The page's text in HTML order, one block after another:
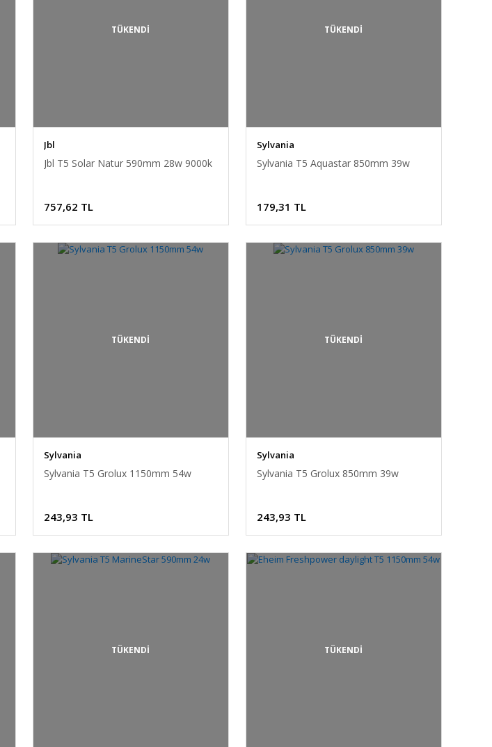
TÜKENDİ
Jbl
Jbl T5 Solar Natur 590mm 28w 9000k
757,62 TL
TÜKENDİ
Sylvania
Sylvania T5 Aquastar 850mm 39w
179,31 TL
TÜKENDİ
Sylvania
Sylvania T5 Grolux 1150mm 54w
243,93 TL
TÜKENDİ
Sylvania
Sylvania T5 Grolux 850mm 39w
243,93 TL
TÜKENDİ TÜKENDİ